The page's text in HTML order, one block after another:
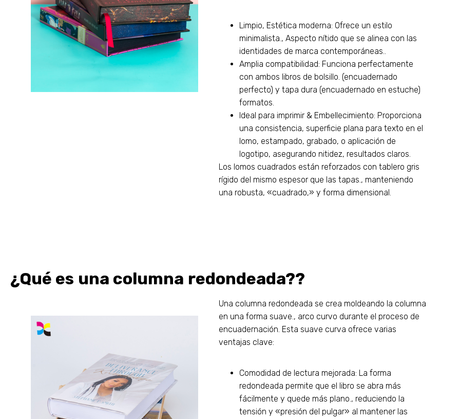
Limpio, Estética moderna: Ofrece un estilo
minimalista., Aspecto nítido que se alinea con las
identidades de marca contemporáneas..
Amplia compatibilidad: Funciona perfectamente
con ambos libros de bolsillo. (encuadernado
perfecto) y tapa dura (encuadernado en estuche)
formatos.
Ideal para imprimir & Embellecimiento: Proporciona
una consistencia, superficie plana para texto en el
lomo, estampado, grabado, o aplicación de
logotipo, asegurando nitidez, resultados claros.
Los lomos cuadrados están reforzados con tablero gris
rígido del mismo espesor que las tapas., manteniendo
una robusta, «cuadrado,» y forma dimensional.
¿Qué es una columna redondeada??
Una columna redondeada se crea moldeando la columna
en una forma suave., arco curvo durante el proceso de
encuadernación. Esta suave curva ofrece varias
ventajas clave:
Comodidad de lectura mejorada: La forma
redondeada permite que el libro se abra más
fácilmente y quede más plano., reduciendo la
tensión y «presión del pulgar» al mantener las